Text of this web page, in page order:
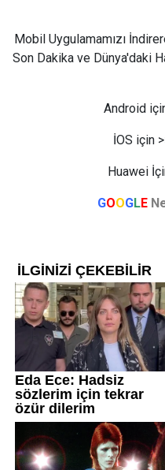
Mobil Uygulamamızı
Son Dakika ve Dünya'daki
Android
İOS için
Huawei
GOOGLE